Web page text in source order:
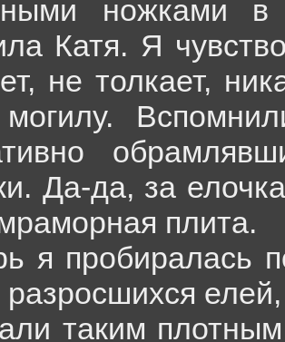
ножками в
Катя. Я
не толкает,
Да-да, за
плита.
я пробиралась
таким